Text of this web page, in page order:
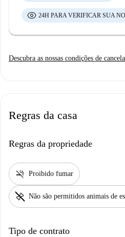
24H PARA VERIFICAR SUA
Descubra as nossas condições de
Regras da casa
Regras da propriedade
smoke_free Proibido fumar
pet_supplies Não são permitidos animais de
Tipo de contrato